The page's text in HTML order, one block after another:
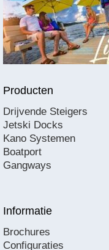
Producten
Drijvende Steigers
Jetski Docks
Kano Systemen
Boatport
Gangways
Informatie
Brochures
Configuraties